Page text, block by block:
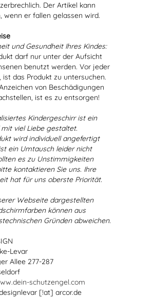
Der Artikel kann
wenn er fallen gelassen wird.
und Gesundheit Ihres Kindes:
darf nur unter der Aufsicht
benutzt werden. Vor jeder
ist das Produkt zu untersuchen.
von Beschädigungen
ist es zu entsorgen!
Kindergeschirr ist ein
viel Liebe gestaltet.
wird individuell angefertigt
ein Umtausch leider nicht
es zu Unstimmigkeiten
kontaktieren Sie uns. Ihre
hat für uns oberste Priorität.
Webseite dargestellten
können aus
Gründen abweichen.
Levar
Allee 277-287
schutzengel.com
[!at] arcor.de